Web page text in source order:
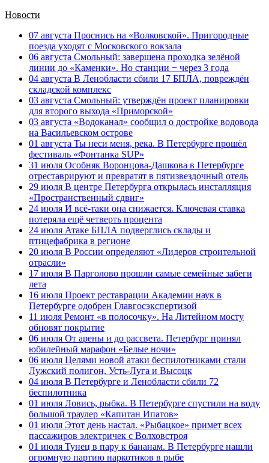
Новости
07 августа Проснись на «Волковской». Пригородные
поезда уходят с Московского вокзала
06 августа Смольный: завершена проходка зелёной
линии до «Каменки». Но станции − через 3 года
04 августа В Ленобласти сбили 17 БПЛА, повреждён
складской комплекс
03 августа Смольный: утверждён проект планировки
для второго выхода «Приморской»
03 августа «Водоканал» сообщил о достройке водовода
на Васильевском острове
01 августа Ты неси меня, река. В Петербурге прошёл
фестиваль «Фонтанка SUP»
31 июля Особняк Воронцова-Дашкова в Петербурге
отреставрируют и превратят в пятизвездочный отель
29 июля В центре Петербурга открылась инсталляция
«Пространственный сдвиг»
24 июля И всё-таки она снижается. Ключевая ставка
потеряла ещё четверть процента
24 июля Атаке БПЛА подверглись склады и
птицефабрика в регионе
20 июля В России определяют «Лидеров строительной
отрасли»
17 июля В Парголово прошли самые семейные забеги
лета
16 июля Проект реставрации Академии наук в
Петербурге одобрен Главгосэкспертизой
11 июля Ремонт «в полосочку». На Литейном мосту
обновят покрытие
06 июля От арены и до рассвета. Петербург принял
юбилейный марафон «Белые ночи»
06 июля Целями новой атаки беспилотниками стали
Лужский полигон, Усть-Луга и Высоцк
04 июля В Петербурге и Ленобласти сбили 72
беспилотника
01 июля Ловись, рыбка. В Петербурге спустили на воду
большой траулер «Капитан Ипатов»
01 июля Этот день настал. «Рыбацкое» примет всех
пассажиров электричек с Волховстроя
01 июля Тунец в пару к бананам. В Петербурге нашли
огромную партию наркотиков в рыбе